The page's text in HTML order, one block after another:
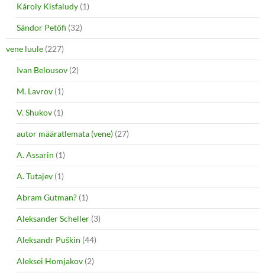
Károly Kisfaludy (1)
Sándor Petőfi (32)
vene luule (227)
Ivan Belousov (2)
M. Lavrov (1)
V. Shukov (1)
autor määratlemata (vene) (27)
A. Assarin (1)
A. Tutajev (1)
Abram Gutman? (1)
Aleksander Scheller (3)
Aleksandr Puškin (44)
Aleksei Homjakov (2)